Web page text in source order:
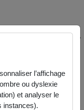
Paris
de l'université
l’affichage
ou dyslexie
et analyser le
instances).